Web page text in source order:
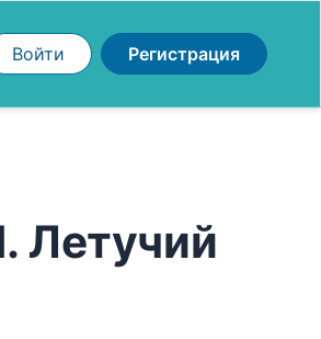
Войти Регистрация
Летучий